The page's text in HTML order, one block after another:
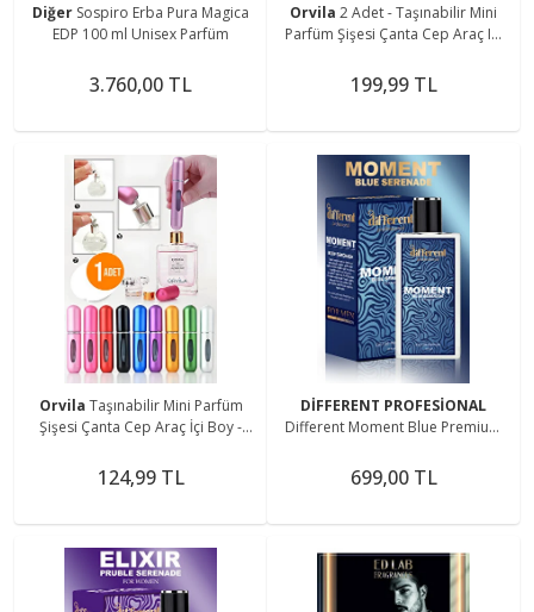
Diğer Sospiro Erba Pura Magica
EDP 100 ml Unisex Parfüm
3.760,00 TL
Orvila 2 Adet - Taşınabilir Mini
Parfüm Şişesi Çanta Cep Araç Içi
199,99 TL
Orvila Taşınabilir Mini Parfüm
Şişesi Çanta Cep Araç İçi Boy -
124,99 TL
DİFFERENT PROFESİONAL
Different Moment Blue Premium
50ml
699,00 TL